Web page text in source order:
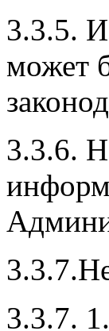
3.3.5.
может
3.3.6.
3.3.7.